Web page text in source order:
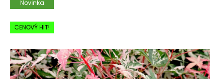
Novinka
CENOVÝ HIT!